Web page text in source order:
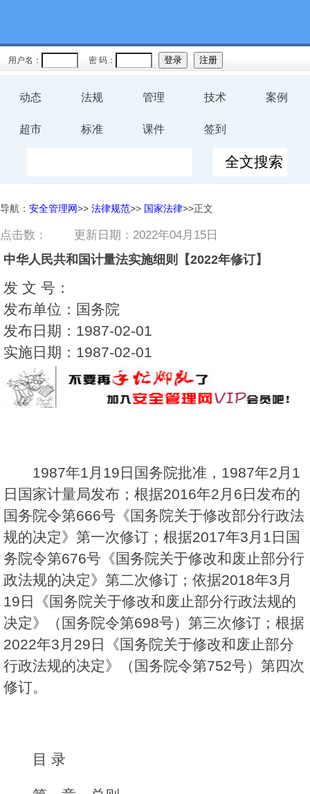
用户名： 密 码：
动态 法规 管理 技术 案例
超市 标准 课件 签到
导航： 安全管理网>> 法律规范>> 国家法律>>正文
点击数： 更新日期：2022年04月15日
中华人民共和国计量法实施细则【2022年修订】
发 文 号：
发布单位：国务院
发布日期：1987-02-01
实施日期：1987-02-01
1987年1月19日国务院批准，1987年2月1
日国家计量局发布；根据2016年2月6日发布的
国务院令第666号《国务院关于修改部分行政法
规的决定》第一次修订；根据2017年3月1日国
务院令第676号《国务院关于修改和废止部分行
政法规的决定》第二次修订；依据2018年3月
19日《国务院关于修改和废止部分行政法规的
决定》（国务院令第698号）第三次修订；根据
2022年3月29日《国务院关于修改和废止部分
行政法规的决定》（国务院令第752号）第四次
修订。
目 录